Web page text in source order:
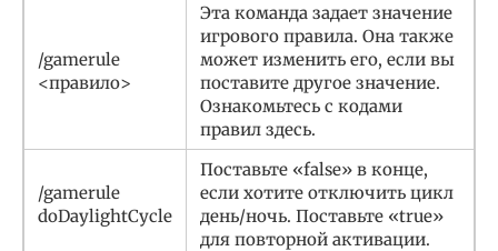
/gamerule
<правило>
Эта команда задает значение
игрового правила. Она также
может изменить его, если вы
поставите другое значение.
Ознакомьтесь с кодами
правил здесь.
/gamerule
doDaylightCycle
Поставьте «false» в конце,
если хотите отключить цикл
день/ночь. Поставьте «true»
для повторной активации.